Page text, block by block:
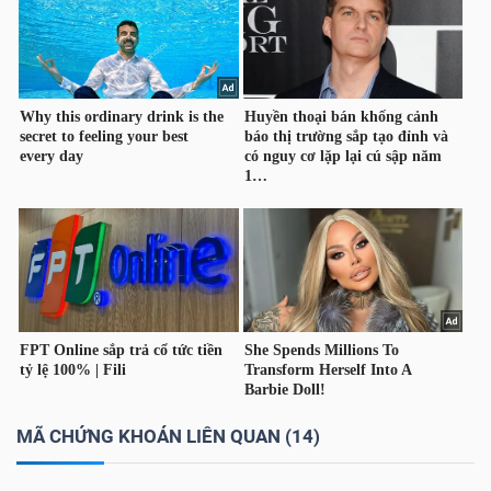
MÃ CHỨNG KHOÁN LIÊN QUAN (14)
Dữ
liệu
tài